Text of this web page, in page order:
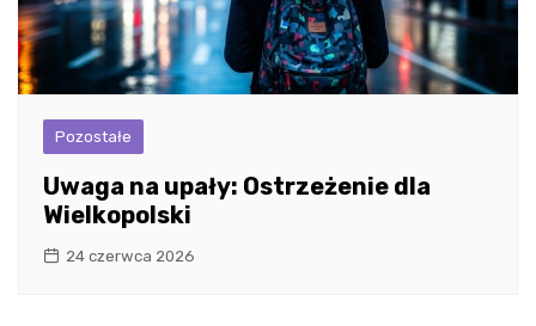
Pozostałe
Uwaga na upały: Ostrzeżenie dla
Wielkopolski
24 czerwca 2026